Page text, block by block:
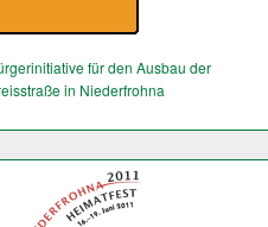
für den Ausbau der
in Niederfrohna